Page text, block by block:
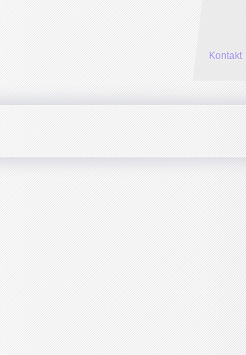
Kontakt